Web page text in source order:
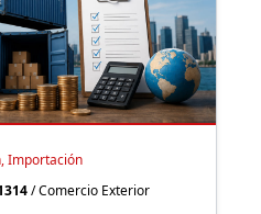
Importación
/ Comercio Exterior